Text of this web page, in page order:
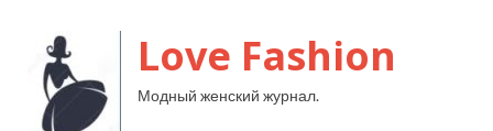
Love Fashion
Модный женский журнал.